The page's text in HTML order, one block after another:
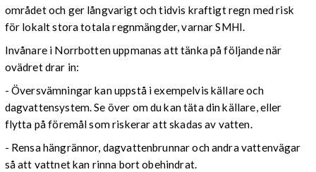
området och ger långvarigt och tidvis kraftigt regn med risk
för lokalt stora totala regnmängder, varnar SMHI.
Invånare i Norrbotten uppmanas att tänka på följande när
ovädret drar in:
- Översvämningar kan uppstå i exempelvis källare och
dagvattensystem. Se över om du kan täta din källare, eller
flytta på föremål som riskerar att skadas av vatten.
- Rensa hängrännor, dagvattenbrunnar och andra vattenvägar
så att vattnet kan rinna bort obehindrat.